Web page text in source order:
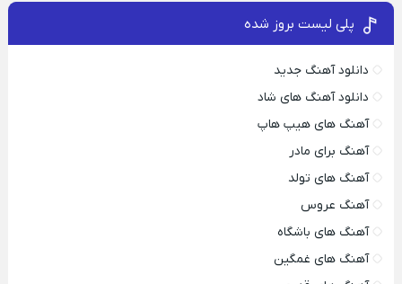
پلی لیست بروز شده
دانلود آهنگ جدید
دانلود آهنگ های شاد
آهنگ های هیپ هاپ
آهنگ برای مادر
آهنگ های تولد
آهنگ عروس
آهنگ های باشگاه
آهنگ های غمگین